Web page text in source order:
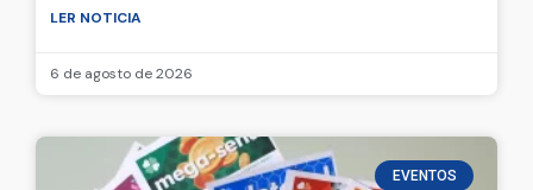
LER NOTICIA
6 de agosto de 2026
EVENTOS